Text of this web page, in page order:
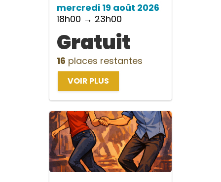
mercredi 19 août 2026
18h00 → 23h00
Gratuit
16 places restantes
VOIR PLUS